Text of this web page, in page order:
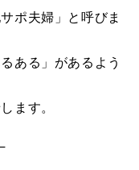
ポ夫婦」と呼びま
ある」があるよう
ます。